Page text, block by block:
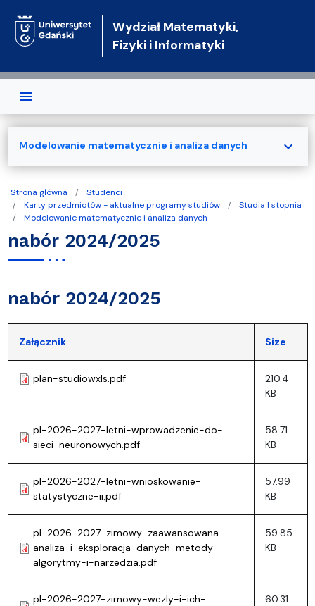
Wydział Matematyki,
Fizyki i Informatyki
Strona główna
Studenci
Karty przedmiotów - aktualne programy studiów
Studia I stopnia
Modelowanie matematycznie i analiza danych
nabór 2024/2025
nabór 2024/2025
Załącznik Size
plan-studiowxls.pdf
210.4
KB
pl-2026-2027-letni-wprowadzenie-do-
sieci-neuronowych.pdf
58.71
KB
pl-2026-2027-letni-wnioskowanie-
statystyczne-ii.pdf
57.99
KB
pl-2026-2027-zimowy-zaawansowana-
analiza-i-eksploracja-danych-metody-
algorytmy-i-narzedzia.pdf
59.85
KB
pl-2026-2027-zimowy-wezly-i-ich-
60.31
Modelowanie matematycznie i analiza danych expand_more